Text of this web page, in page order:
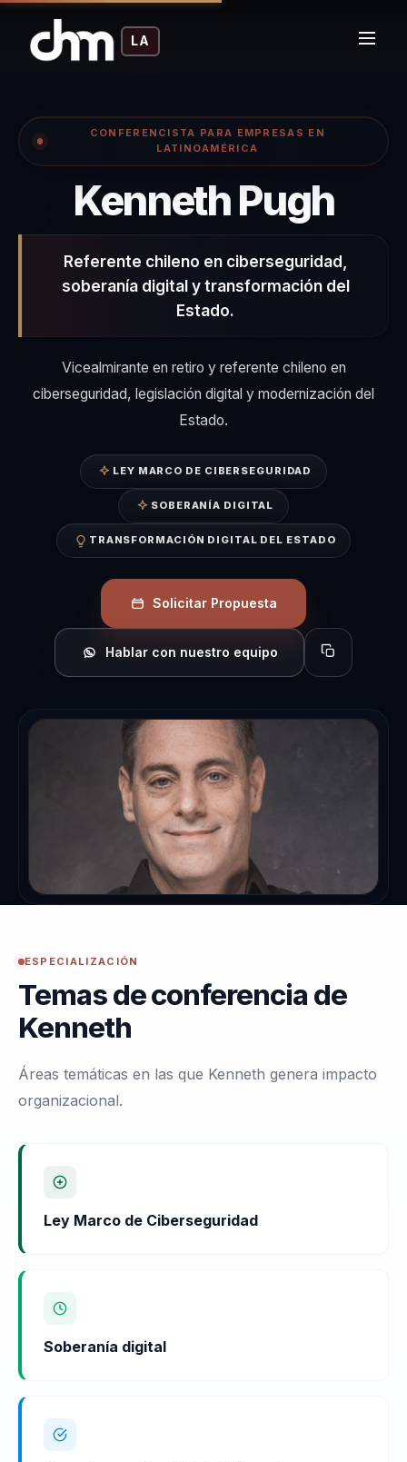
LA
CONFERENCISTA PARA EMPRESAS EN
LATINOAMÉRICA
Kenneth Pugh–
Referente chileno en ciberseguridad,
soberanía digital y transformación del
Estado.
Vicealmirante en retiro y referente chileno en
ciberseguridad, legislación digital y modernización del
Estado.
LEY MARCO DE CIBERSEGURIDAD
SOBERANÍA DIGITAL
TRANSFORMACIÓN DIGITAL DEL ESTADO
Solicitar Propuesta
Hablar con nuestro equipo Copiar perfil
ESPECIALIZACIÓN
Temas de conferencia de
Kenneth
Áreas temáticas en las que Kenneth genera impacto
organizacional.
Ley Marco de Ciberseguridad
Soberanía digital